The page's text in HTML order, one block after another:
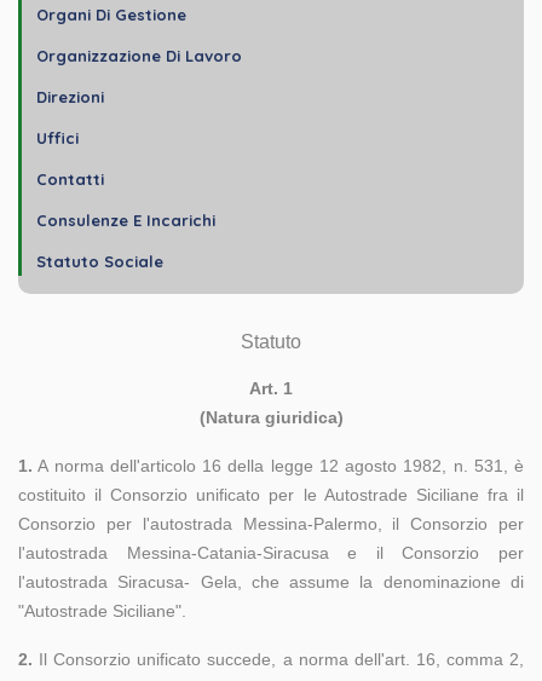
Organi Di Gestione
Organizzazione Di Lavoro
Direzioni
Uffici
Contatti
Consulenze E Incarichi
Statuto Sociale
Statuto
Art. 1
(Natura giuridica)
1. A norma dell'articolo 16 della legge 12 agosto 1982, n. 531, è
costituito il Consorzio unificato per le Autostrade Siciliane fra il
Consorzio per l'autostrada Messina-Palermo, il Consorzio per
l'autostrada Messina-Catania-Siracusa e il Consorzio per
l'autostrada Siracusa- Gela, che assume la denominazione di
"Autostrade Siciliane".
2. Il Consorzio unificato succede, a norma dell'art. 16, comma 2,